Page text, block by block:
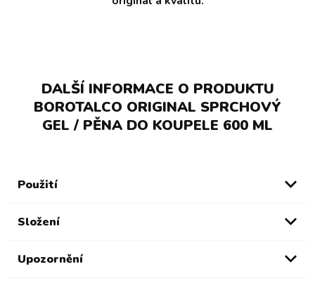
DALŠÍ INFORMACE O PRODUKTU
BOROTALCO ORIGINAL SPRCHOVÝ
GEL / PĚNA DO KOUPELE 600 ML
Použití
Složení
Upozornění